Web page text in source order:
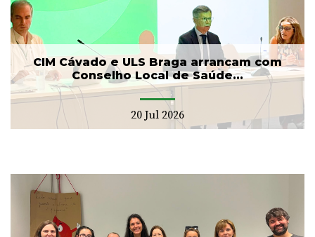
CIM Cávado e ULS Braga arrancam com
Conselho Local de Saúde...
20 Jul 2026